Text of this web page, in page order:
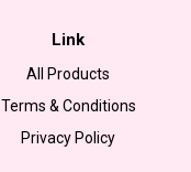
Link
All Products
Terms & Conditions
Privacy Policy